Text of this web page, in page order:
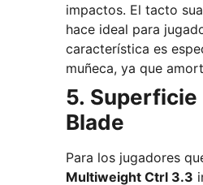
impactos. El tacto suave de esta goma reduce las vibraciones, lo que la
hace ideal para
característica es
muñeca, ya que
5. Superficie
Blade
Para los jugadores
Multiweight Ctrl 3.3